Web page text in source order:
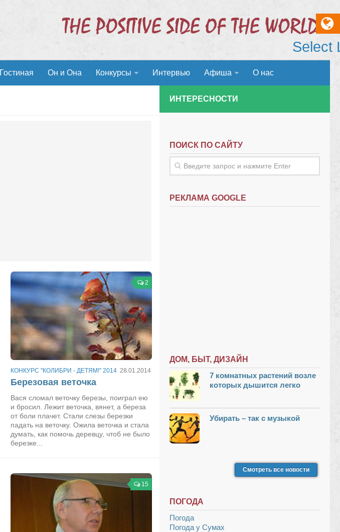
Гостиная Он и Она Конкурсы Интервью Афиша О нас
2
КОНКУРС "КОЛИБРИ - ДЕТЯМ!" 2014 28.01.2014
Березовая веточка
Вася сломал веточку березы, поиграл ею
и бросил. Лежит веточка, вянет, а береза
от боли плачет. Стали слезы березки
падать на веточку. Ожила веточка и стала
думать, как помочь деревцу, чтоб не было
березке...
15
ИНТЕРЕСНОСТИ
ПОИСК ПО САЙТУ
РЕКЛАМА GOOGLE
ДОМ, БЫТ, ДИЗАЙН
7 комнатных растений возле
которых дышится легко
Убирать – так с музыкой
Смотреть все новости
ПОГОДА
Погода
Погода у Сумах
Select